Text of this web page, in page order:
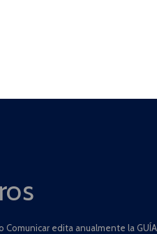
Comunicar edita anualmente la